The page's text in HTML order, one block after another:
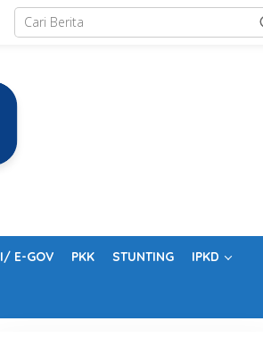
E-GOV PKK STUNTING IPKD